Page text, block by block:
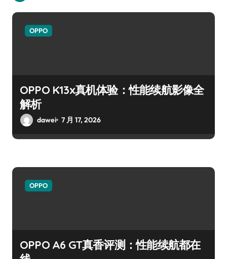
OPPO
OPPO K13x真机体验：性能续航影像全
解析
dawei 7 月 17, 2026
OPPO
OPPO A6 GT真香评测：性能续航都在